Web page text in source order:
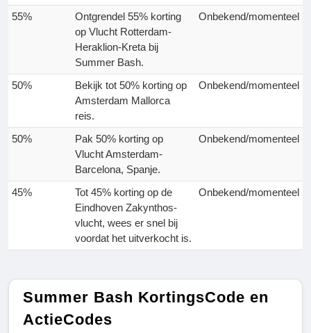
55%
Ontgrendel 55% korting
op Vlucht Rotterdam-
Heraklion-Kreta bij
Summer Bash.
Onbekend/momenteel
50%
Bekijk tot 50% korting op
Amsterdam Mallorca
reis.
Onbekend/momenteel
50%
Pak 50% korting op
Vlucht Amsterdam-
Barcelona, Spanje.
Onbekend/momenteel
45%
Tot 45% korting op de
Eindhoven Zakynthos-
vlucht, wees er snel bij
voordat het uitverkocht is.
Onbekend/momenteel
Summer Bash KortingsCode en
ActieCodes